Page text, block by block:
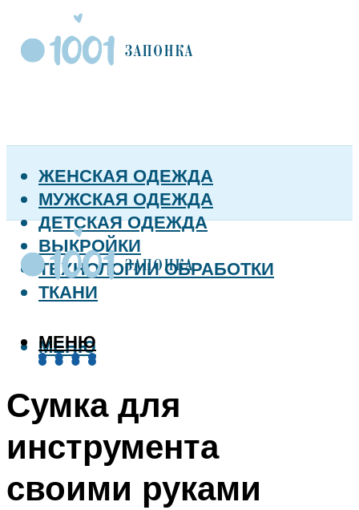
ЖЕНСКАЯ ОДЕЖДА
МУЖСКАЯ ОДЕЖДА
ДЕТСКАЯ ОДЕЖДА
ВЫКРОЙКИ
ТЕХНОЛОГИИ ОБРАБОТКИ
ТКАНИ
МЕНЮ
МЕНЮ
Сумка для
инструмента
своими руками